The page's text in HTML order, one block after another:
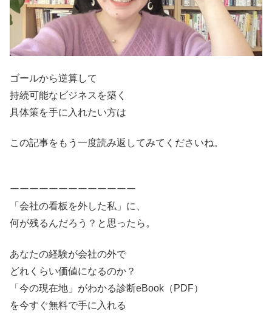
ゴールから逆算して
持続可能なビジネスを築く
具体策を手に入れたい方は
この記事をもう一度読み返してみてくださいね。
ーーーーーーーーーーーーー
「会社の看板を外した私」に、
何が残るんだろう？と思ったら。
あなたの経験が会社の外で
どれくらい価値になるのか？
「今の現在地」がわかる診断eBook（PDF）
を今すぐ無料で手に入れる